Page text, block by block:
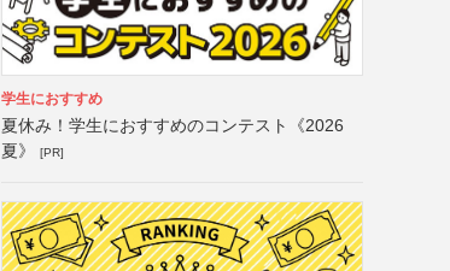
学生におすすめ
夏休み！学生におすすめのコンテスト《2026
夏》
[PR]